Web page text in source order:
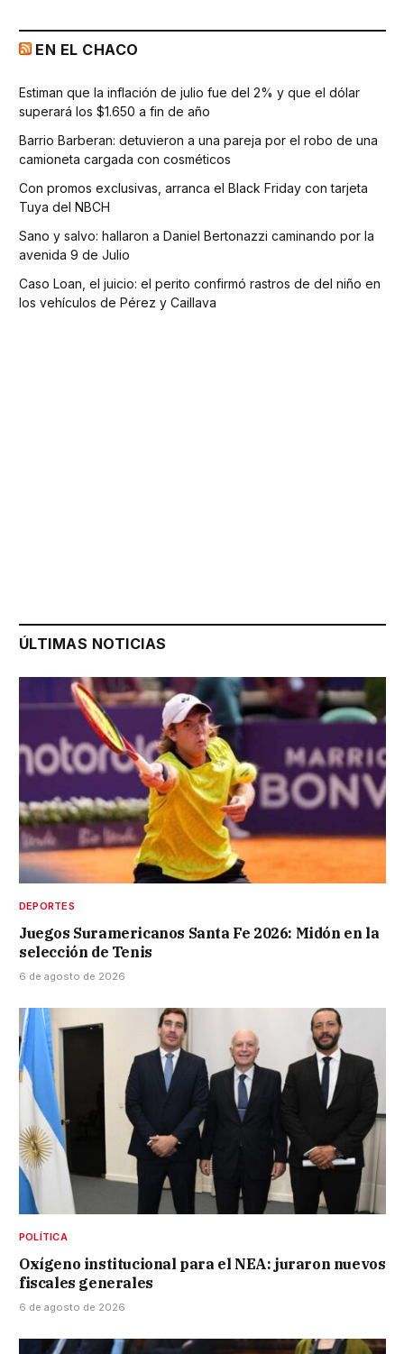
EN EL CHACO
Estiman que la inflación de julio fue del 2% y que el dólar
superará los $1.650 a fin de año
Barrio Barberan: detuvieron a una pareja por el robo de una
camioneta cargada con cosméticos
Con promos exclusivas, arranca el Black Friday con tarjeta
Tuya del NBCH
Sano y salvo: hallaron a Daniel Bertonazzi caminando por la
avenida 9 de Julio
Caso Loan, el juicio: el perito confirmó rastros de del niño en
los vehículos de Pérez y Caillava
ÚLTIMAS NOTICIAS
DEPORTES
Juegos Suramericanos Santa Fe 2026: Midón en la
selección de Tenis
6 de agosto de 2026
POLÍTICA
Oxígeno institucional para el NEA: juraron nuevos
fiscales generales
6 de agosto de 2026